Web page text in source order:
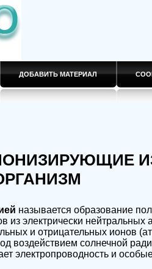
ДОБАВИТЬ МАТЕРИАЛ
называется образование
из электрически нейтральных
и отрицательных ионов
воздействием солнечной
электропроводность и